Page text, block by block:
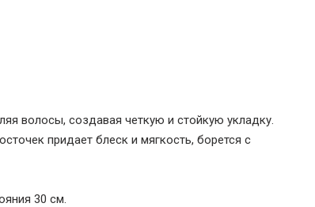
волосы, создавая четкую и стойкую укладку.
придает блеск и мягкость, борется с
30 см.